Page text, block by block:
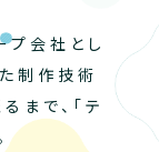
プ会社とし
制作技術
まで、「テ